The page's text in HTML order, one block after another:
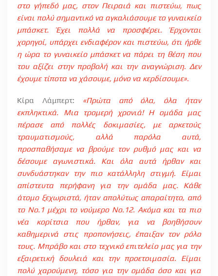
στο γήπεδό μας, στον Πειραιά και πιστεύω, πως
είναι πολύ σημαντικό να αγκαλιάσουμε το γυναικείο
μπάσκετ. Έχει πολλά να προσφέρει. Έρχονται
χορηγοί, υπάρχει ενδιαφέρον και πιστεύω, ότι ήρθε
η ώρα το γυναικείο μπάσκετ να πάρει τη θέση που
του αξίζει στην προβολή και την αναγνώριση. Δεν
έχουμε τίποτα να χάσουμε, μόνο να κερδίσουμε».
Κίρα Λάμπερτ: «Πρώτα από όλα, όλα ήταν
εκπληκτικά. Μια τρομερή χρονιά! Η ομάδα μας
πέρασε από πολλές δοκιμασίες, με αρκετούς
τραυματισμούς, αλλά παρόλα αυτά,
προσπαθήσαμε να βρούμε τον ρυθμό μας και να
δέσουμε αγωνιστικά. Και όλα αυτά ήρθαν και
συνδυάστηκαν την πιο κατάλληλη στιγμή. Είμαι
απίστευτα περήφανη για την ομάδα μας. Κάθε
άτομο ξεχωριστά, ήταν απολύτως απαραίτητο, από
το Νο.1 μέχρι το νούμερο Νο.12. Ακόμα και τα πιο
νέα κορίτσια που ήρθαν, για να βοηθήσουν
καθημερινά στις προπονήσεις, έπαιξαν τον ρόλο
τους. Μπράβο και στο τεχνικό επιτελείο μας για την
εξαιρετική δουλειά και την προετοιμασία. Είμαι
πολύ χαρούμενη, τόσο για την ομάδα όσο και για